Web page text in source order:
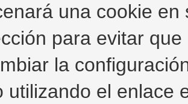
una cookie
para evitar
la
utilizando el enlace